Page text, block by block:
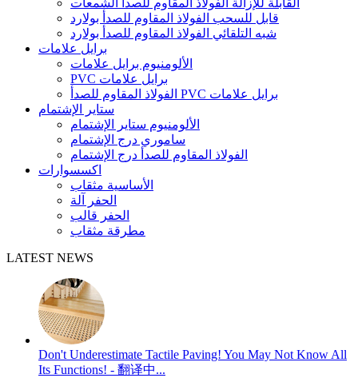
القابلة للإزالة الفولاذ المقاوم للصدأ الشمعات
قابل للسحب الفولاذ المقاوم للصدأ بولارد
شبه التلقائي الفولاذ المقاوم للصدأ بولارد
برايل علامات
الألومنيوم برايل علامات
PVC برايل علامات
الفولاذ المقاوم للصدأ PVC برايل علامات
ستاير الإشتمام
الألومنيوم ستاير الإشتمام
ساموري درج الإشتمام
الفولاذ المقاوم للصدأ درج الإشتمام
اكسسوارات
الأساسية مثقاب
الحفر آلة
الحفر قالب
مطرقة مثقاب
LATEST NEWS
Don't Underestimate Tactile Paving! You May Not Know All
Its Functions! - 翻译中...